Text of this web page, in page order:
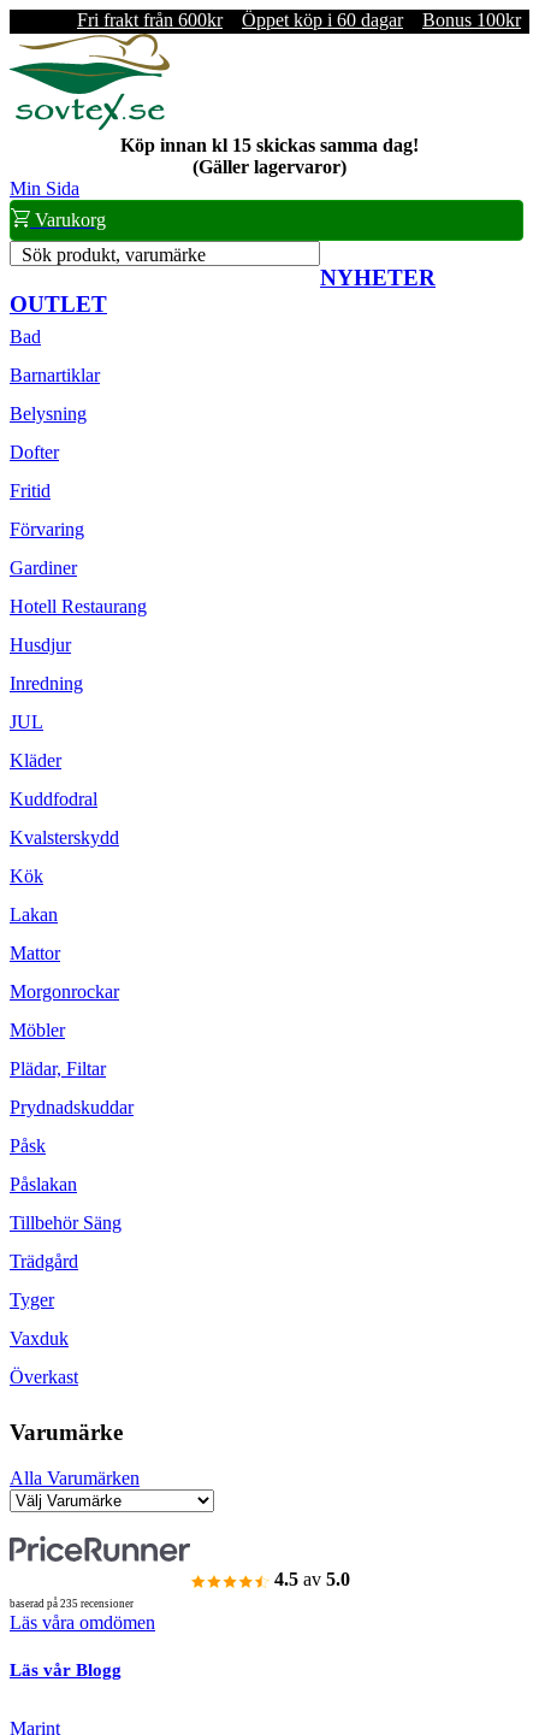
Fri frakt från 600kr Öppet köp i 60 dagar Bonus 100kr
Köp innan kl 15 skickas samma dag!
(Gäller lagervaror)
Min Sida
Varukorg
Sök produkt, varumärke
NYHETER
OUTLET
Bad
Barnartiklar
Belysning
Dofter
Fritid
Förvaring
Gardiner
Hotell Restaurang
Husdjur
Inredning
JUL
Kläder
Kuddfodral
Kvalsterskydd
Kök
Lakan
Mattor
Morgonrockar
Möbler
Plädar, Filtar
Prydnadskuddar
Påsk
Påslakan
Tillbehör Säng
Trädgård
Tyger
Vaxduk
Överkast
Varumärke
Alla Varumärken
4.5 av 5.0
baserad på 235 recensioner
Läs våra omdömen
Läs vår Blogg
Marint